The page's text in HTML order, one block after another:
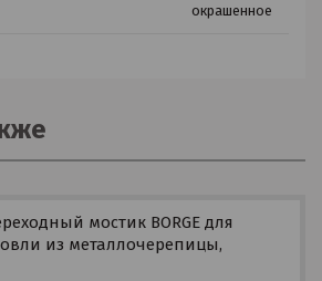
окрашенное
мостик BORGE для
из металлочерепицы,